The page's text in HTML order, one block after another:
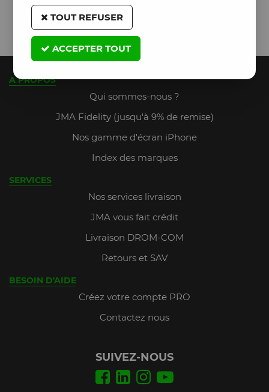
A PROPOS
Qui sommes-nous ?
JMA Fidelity (jusqu'à 9% de remise)
Nos gamme d'écran iPhone
Index des marques
SERVICES
Nos services livraison
JMA vous fait crédit
Livraison DROM-COM
Retours et SAV
BESOIN D'AIDE
Créez votre compte PRO
Contactez nous
SUIVEZ-NOUS
TOUT REFUSER
ACCEPTER TOUT